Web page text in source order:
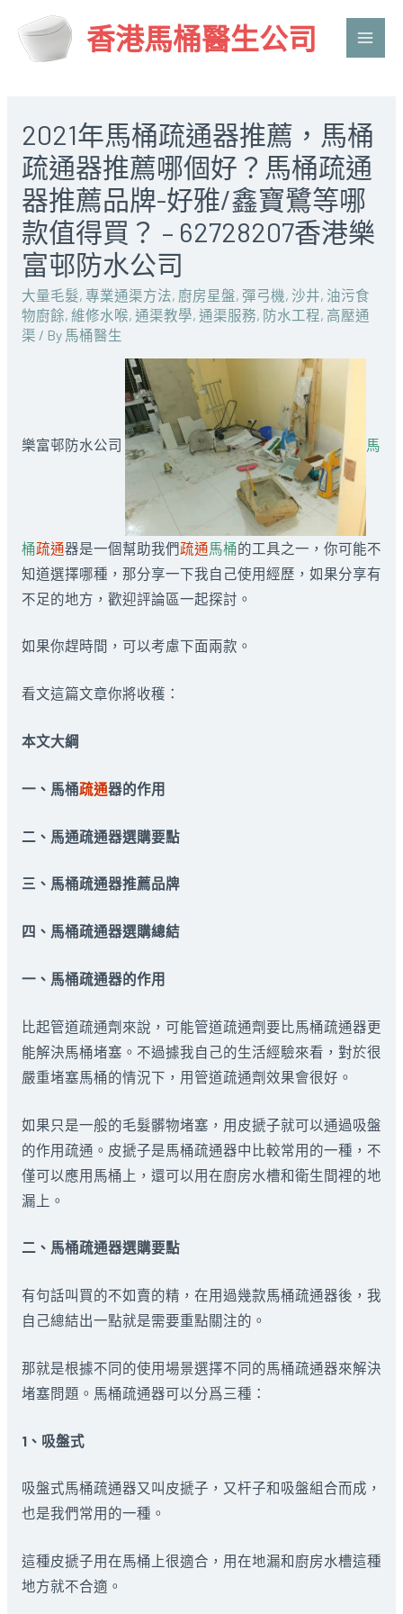
香港馬桶醫生公司
Main
2021年馬桶疏通器推薦，馬桶
疏通器推薦哪個好？馬桶疏通
器推薦品牌-好雅/鑫寶鷺等哪
款值得買？ – 62728207香港樂
富邨防水公司
大量毛髮, 專業通渠方法, 廚房星盤, 彈弓機, 沙井, 油污食
物廚餘, 維修水喉, 通渠教學, 通渠服務, 防水工程, 高壓通
渠 / By 馬桶醫生
樂富邨防水公司 馬
桶疏通器是一個幫助我們疏通馬桶的工具之一，你可能不
知道選擇哪種，那分享一下我自己使用經歷，如果分享有
不足的地方，歡迎評論區一起探討。
如果你趕時間，可以考慮下面兩款。
看文這篇文章你將收穫：
本文大綱
一、馬桶疏通器的作用
二、馬通疏通器選購要點
三、馬桶疏通器推薦品牌
四、馬桶疏通器選購總結
一、馬桶疏通器的作用
比起管道疏通劑來說，可能管道疏通劑要比馬桶疏通器更
能解決馬桶堵塞。不過據我自己的生活經驗來看，對於很
嚴重堵塞馬桶的情況下，用管道疏通劑效果會很好。
如果只是一般的毛髮髒物堵塞，用皮搋子就可以通過吸盤
的作用疏通。皮搋子是馬桶疏通器中比較常用的一種，不
僅可以應用馬桶上，還可以用在廚房水槽和衛生間裡的地
漏上。
二、馬桶疏通器選購要點
有句話叫買的不如賣的精，在用過幾款馬桶疏通器後，我
自己總結出一點就是需要重點關注的。
那就是根據不同的使用場景選擇不同的馬桶疏通器來解決
堵塞問題。馬桶疏通器可以分爲三種：
1、吸盤式
吸盤式馬桶疏通器又叫皮搋子，又杆子和吸盤組合而成，
也是我們常用的一種。
這種皮搋子用在馬桶上很適合，用在地漏和廚房水槽這種
地方就不合適。